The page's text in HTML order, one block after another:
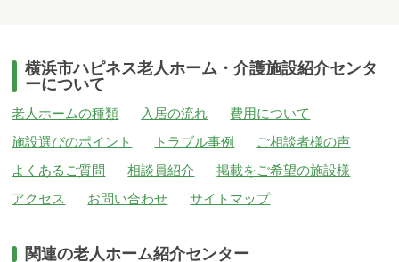
横浜市ハピネス老人ホーム・介護施設紹介センタ
ーについて
老人ホームの種類 入居の流れ
費用について
施設選びのポイント
トラブル事例
ご相談者様の声
よくあるご質問
相談員紹介
掲載をご希望の施設様
アクセス
お問い合わせ サイトマップ
関連の老人ホーム紹介センター